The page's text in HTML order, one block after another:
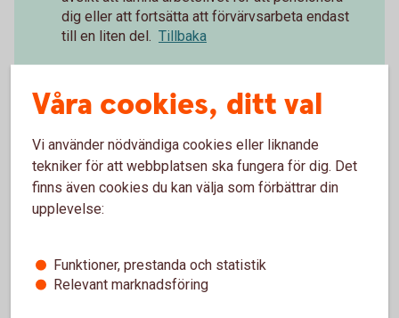
dig eller att fortsätta att förvärvsarbeta endast
till en liten del. Tillbaka
66 år på ITP1 måste den försäkrade trappa
ned arbetstiden i minst samma proportion
som det partiella uttaget. Tillbaka
Paus i pågående
pensionsutbetalning
Våra cookies, ditt val
Vi använder nödvändiga cookies eller liknande
tekniker för att webbplatsen ska fungera för dig. Det
finns även cookies du kan välja som förbättrar din
upplevelse:
Funktioner, prestanda och statistik
Relevant marknadsföring